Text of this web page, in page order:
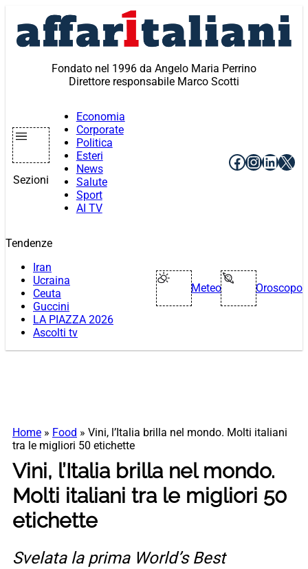
contenuto
Fondato nel 1996 da Angelo Maria Perrino
Direttore responsabile Marco Scotti
Sezioni
Economia
Corporate
Politica
Esteri
News
Salute
Sport
AI TV
Facebook
X
Tendenze
Iran
Ucraina
Ceuta
Guccini
LA PIAZZA 2026
Ascolti tv
Meteo Oroscopo
Home » Food » Vini, l’Italia brilla nel mondo. Molti italiani
tra le migliori 50 etichette
Vini, l’Italia brilla nel mondo.
Molti italiani tra le migliori 50
etichette
Svelata la prima World’s Best